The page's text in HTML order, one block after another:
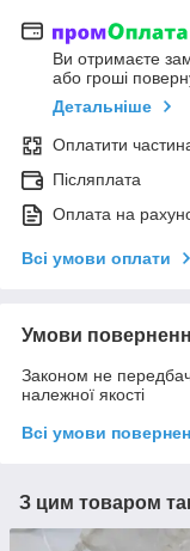
Ви отримаєте
або гроші
Детальніше
Оплатити
Післяплата
Оплата на
Всі умови оплати
Умови
Законом не
належної якості
Всі умови
З цим товаром